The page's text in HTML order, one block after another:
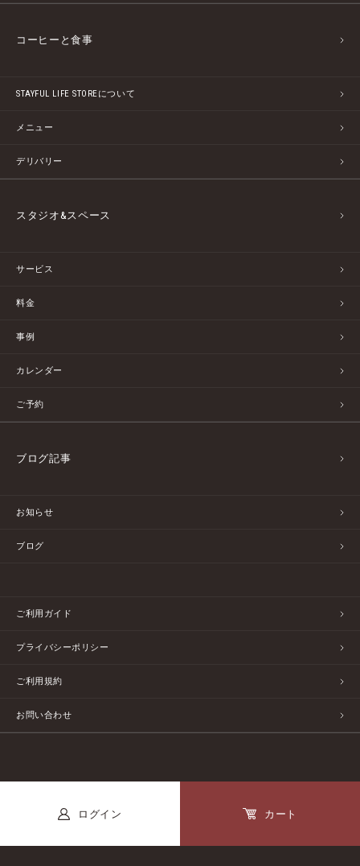
コーヒーと食事
STAYFUL LIFE STOREについて
メニュー
デリバリー
スタジオ&スペース
サービス
料金
事例
カレンダー
ご予約
ブログ記事
お知らせ
ブログ
ご利用ガイド
プライバシーポリシー
ご利用規約
お問い合わせ
ログイン カート